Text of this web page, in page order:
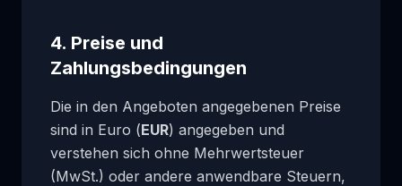
4. Preise und
Zahlungsbedingungen
Die in den Angeboten angegebenen Preise
sind in Euro (EUR) angegeben und
verstehen sich ohne Mehrwertsteuer
(MwSt.) oder andere anwendbare Steuern,